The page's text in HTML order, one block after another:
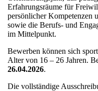
Erfahrungsräume für
persönlicher Kompetenzen
sowie die Berufs- und
im Mittelpunkt.
Bewerben können sich
Alter von 16 – 26 Jahren.
26.04.2026.
Die vollständige